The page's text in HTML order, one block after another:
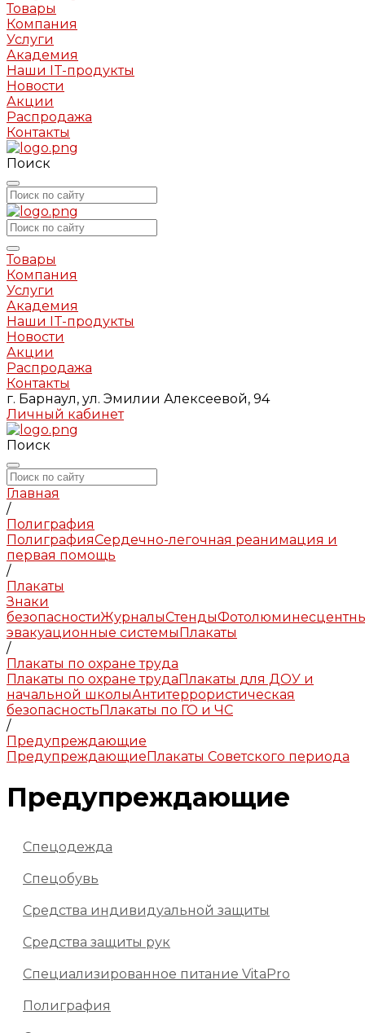
Товары
Компания
Услуги
Академия
Наши IT-продукты
Новости
Акции
Распродажа
Контакты
Поиск
Товары
Компания
Услуги
Академия
Наши IT-продукты
Новости
Акции
Распродажа
Контакты
г. Барнаул, ул. Эмилии Алексеевой, 94
Личный кабинет
Поиск
Главная
/
Полиграфия
ПолиграфияСердечно-легочная реанимация и
первая помощь
/
Плакаты
Знаки
безопасностиЖурналыСтенды
эвакуационные системыПлакаты
/
Плакаты по охране труда
Плакаты по охране трудаПлакаты для ДОУ и
начальной школыАнтитеррористическая
безопасностьПлакаты по ГО и ЧС
/
Предупреждающие
ПредупреждающиеПлакаты Советского периода
Предупреждающие
Спецодежда
Спецобувь
Средства индивидуальной защиты
Средства защиты рук
Специализированное питание VitaPro
Полиграфия